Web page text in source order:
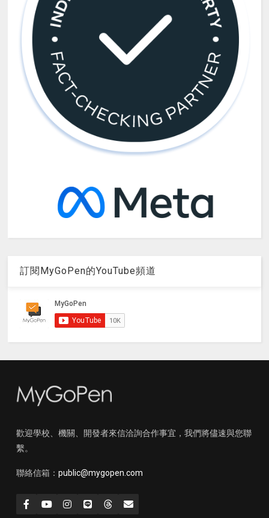
訂閱MyGoPen的YouTube頻道
歡迎學校、機關、開發者來信洽詢合作事宜，我們將儘速與您聯
繫。
聯絡信箱： public@mygopen.com